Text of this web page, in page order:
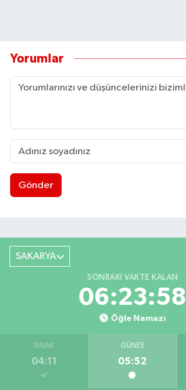
Yorumlar
Gönder
SAKARYA
SONRAKI VAKTE KALAN
06:23:58
Öğle Namazı
İMSAK
04:11
GÜNEŞ
05:52